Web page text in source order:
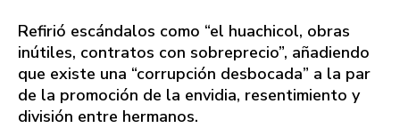
Refirió escándalos como “el huachicol, obras
inútiles, contratos con sobreprecio”, añadiendo
que existe una “corrupción desbocada” a la par
de la promoción de la envidia, resentimiento y
división entre hermanos.